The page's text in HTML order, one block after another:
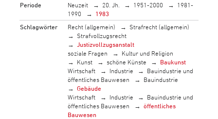
Periode
Neuzeit 20. Jh. 1951-2000
1981-
1990
1983
Schlagwörter
Recht (allgemein)
Strafrecht (allgemein)
Strafvollzugsrecht
Justizvollzugsanstalt
soziale Fragen
Kultur und Religion
Kunst
schöne Künste
Baukunst
Wirtschaft
Industrie
Bauindustrie und
öffentliches Bauwesen
Bauindustrie
Gebäude
Wirtschaft
Industrie
Bauindustrie und
öffentliches Bauwesen
öffentliches
Bauwesen